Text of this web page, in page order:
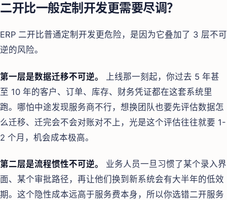
二开比一般定制开发更需要尽调？
ERP 二开比普通定制开发更危险，是因为它叠加了 3 层不可
逆的风险。
第一层是数据迁移不可逆。
上线那一刻起，你过去 5 年甚
至 10 年的客户、订单、库存、财务凭证都在这套系统里
跑。哪怕中途发现服务商不行，想换团队也要先评估数据怎
么迁移、迁完会不会对账对不上，光是这个评估往往就要 1-
2 个月，机会成本极高。
第二层是流程惯性不可逆。
业务人员一旦习惯了某个录入界
面、某个审批路径，再让他们换到新系统会有大半年的低效
期。这个隐性成本远高于服务费本身，所以你选错二开服务